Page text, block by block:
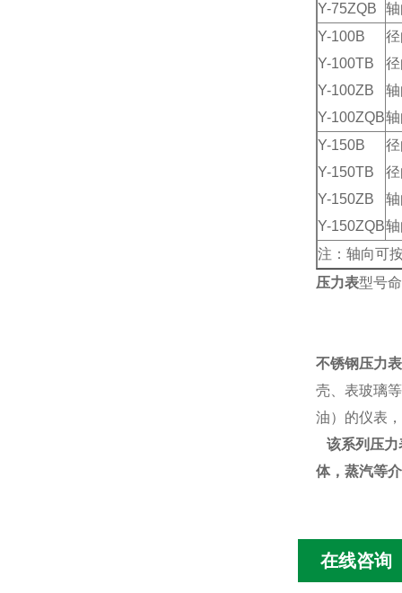
Y-75ZQB
Y-100B
Y-100TB
Y-100ZB
Y-100ZQB
Y-150B
Y-150TB
Y-150ZB
Y-150ZQB
注：轴向可
压力表型号
不锈钢压力表
壳、表玻璃
油）的仪表
该系列压力
体，蒸汽等
在线咨询